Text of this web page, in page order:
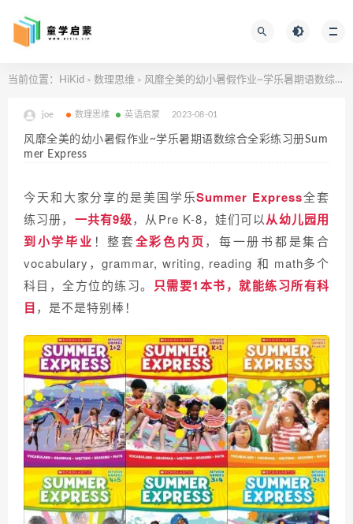
当前位置： HiKid > 数理思维 > 风靡全美的幼小暑假作业~学乐暑期语数综合全彩练习册Summer Express
joe 数理思维 英语启蒙 2023-08-01
风靡全美的幼小暑假作业~学乐暑期语数综合全彩练习册Sum
mer Express
今天和大家分享的是美国学乐Summer Express全套
练习册， 一共有9级，从Pre K-8，娃们可以从幼儿园用
到小学毕业 ！整套全彩色内页，每一册书都是集合
vocabulary，grammar, writing, reading 和 math多个
科目，全方位的练习。
只需要1本书，就能练习所有科
目，是不是特别棒！